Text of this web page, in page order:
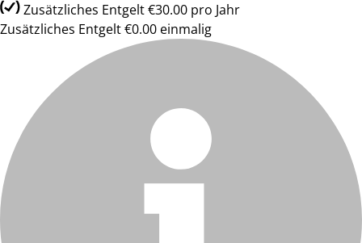
Zusätzliches Entgelt €30.00 pro Jahr
Zusätzliches Entgelt €0.00 einmalig